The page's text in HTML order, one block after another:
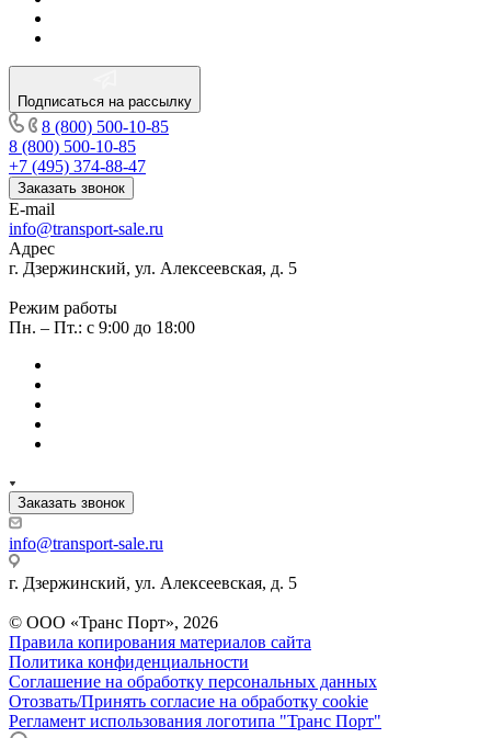
Подписаться на рассылку
8 (800) 500-10-85
8 (800) 500-10-85
+7 (495) 374-88-47
Заказать звонок
E-mail
info@transport-sale.ru
Адрес
г. Дзержинский, ул. Алексеевская, д. 5
Режим работы
Пн. – Пт.: с 9:00 до 18:00
Заказать звонок
info@transport-sale.ru
г. Дзержинский, ул. Алексеевская, д. 5
© ООО «Транс Порт», 2026
Правила копирования материалов сайта
Политика конфиденциальности
Соглашение на обработку персональных данных
Отозвать/Принять согласие на обработку cookie
Регламент использования логотипа "Транс Порт"